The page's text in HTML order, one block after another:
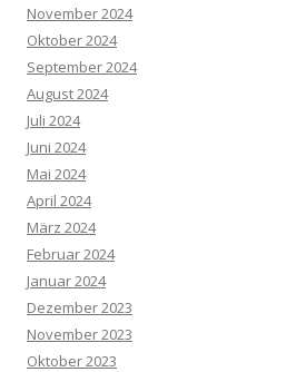
November 2024
Oktober 2024
September 2024
August 2024
Juli 2024
Juni 2024
Mai 2024
April 2024
März 2024
Februar 2024
Januar 2024
Dezember 2023
November 2023
Oktober 2023